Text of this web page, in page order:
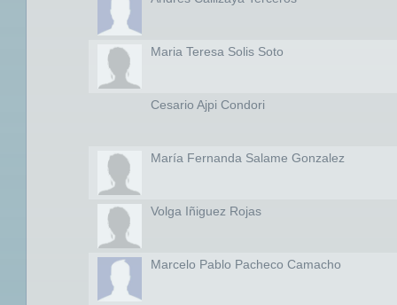
Maria Teresa Solis Soto
Cesario Ajpi Condori
María Fernanda Salame Gonzalez
Volga Iñiguez Rojas
Marcelo Pablo Pacheco Camacho